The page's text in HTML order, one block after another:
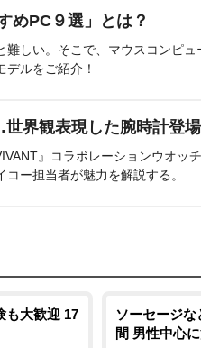
めPC９選」とは？
難しい。そこで、マウスコンピュ
ルをご紹介！
世界観表現した腕時計登場
』コラボレーションウオッ
ー担当者が魅力を解説する。
も大歓迎 17
ソーセージ
間 男性中心